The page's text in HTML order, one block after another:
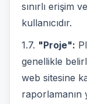
sınırlı erişim
kullanıcıdır.
1.7. "Proje":
genellikle
web sitesine
raporlamanın